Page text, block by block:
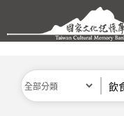
跳到主要內容區塊
分類